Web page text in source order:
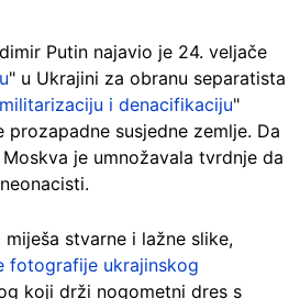
Putin najavio je 24. veljače
" u Ukrajini za obranu separatista
i denacifikaciju"
prozapadne susjedne zemlje. Da
je umnožavala tvrdnje da
stvarne i lažne slike,
fotografije ukrajinskog
koji drži nogometni dres s